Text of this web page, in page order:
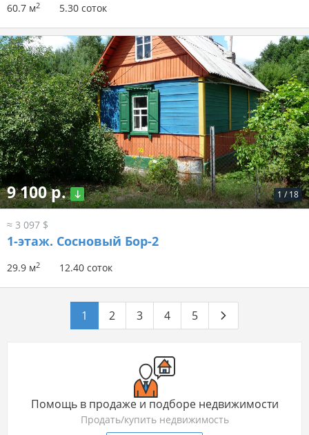
60.7 м2 5.30 соток
1 / 18
9 100 р.
≈ 3 097 $
1-этаж. Сосновый Бор-2
29.9 м2 12.40 соток
1 2 3 4 5
Помощь в продаже и подборе недвижимости
Продать/купить недвижимость